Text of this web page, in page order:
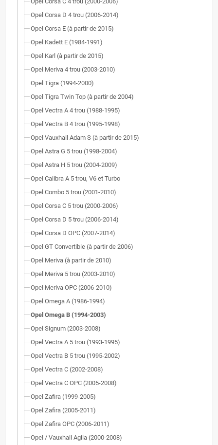
Opel Corsa D 4 trou (2006-2014)
Opel Corsa E (à partir de 2015)
Opel Kadett E (1984-1991)
Opel Karl (à partir de 2015)
Opel Meriva 4 trou (2003-2010)
Opel Tigra (1994-2000)
Opel Tigra Twin Top (à partir de 2004)
Opel Vectra A 4 trou (1988-1995)
Opel Vectra B 4 trou (1995-1998)
Opel Vauxhall Adam S (à partir de 2015)
Opel Astra G 5 trou (1998-2004)
Opel Astra H 5 trou (2004-2009)
Opel Calibra A 5 trou, V6 et Turbo
Opel Combo 5 trou (2001-2010)
Opel Corsa C 5 trou (2000-2006)
Opel Corsa D 5 trou (2006-2014)
Opel Corsa D OPC (2007-2014)
Opel GT Convertible (à partir de 2006)
Opel Meriva (à partir de 2010)
Opel Meriva 5 trou (2003-2010)
Opel Meriva OPC (2006-2010)
Opel Omega A (1986-1994)
Opel Omega B (1994-2003)
Opel Signum (2003-2008)
Opel Vectra A 5 trou (1993-1995)
Opel Vectra B 5 trou (1995-2002)
Opel Vectra C (2002-2008)
Opel Vectra C OPC (2005-2008)
Opel Zafira (1999-2005)
Opel Zafira (2005-2011)
Opel Zafira OPC (2006-2011)
Opel / Vauxhall Agila (2000-2008)